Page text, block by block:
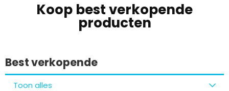
Koop best verkopende
producten
Best verkopende
Toon alles